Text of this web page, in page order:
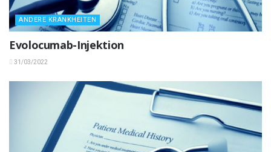
ANDERE KRANKHEITEN
Evolocumab-Injektion
31/03/2022